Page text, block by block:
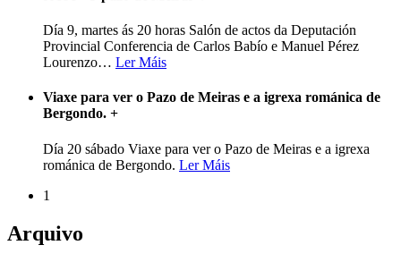
Día 9, martes ás 20 horas Salón de actos da Deputación
Provincial Conferencia de Carlos Babío e Manuel Pérez
Lourenzo… Ler Máis
Viaxe para ver o Pazo de Meiras e a igrexa románica de
Bergondo. +
Día 20 sábado Viaxe para ver o Pazo de Meiras e a igrexa
románica de Bergondo. Ler Máis
1
Arquivo